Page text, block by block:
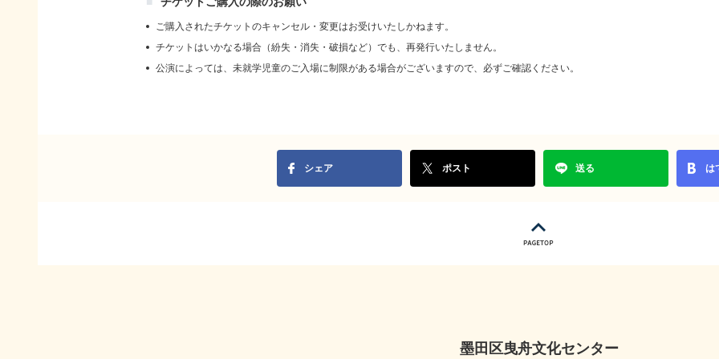
ご購入されたチケットのキャンセル・変更はお受けいたしかねます。
チケットはいかなる場合（紛失・消失・破損など）でも、再発行いたしません。
公演によっては、未就学児童のご入場に制限がある場合がございますので、必ずご確認ください。
シェア ポスト 送る は
墨田区曳舟文化センター